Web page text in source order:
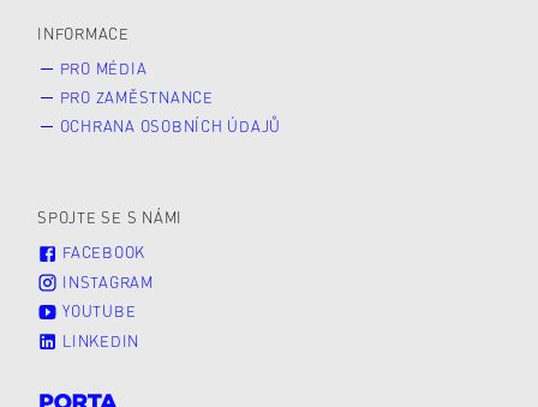
INFORMACE
PRO MÉDIA
PRO ZAMĚSTNANCE
OCHRANA OSOBNÍCH ÚDAJŮ
SPOJTE SE S NÁMI
FACEBOOK
INSTAGRAM
YOUTUBE
LINKEDIN